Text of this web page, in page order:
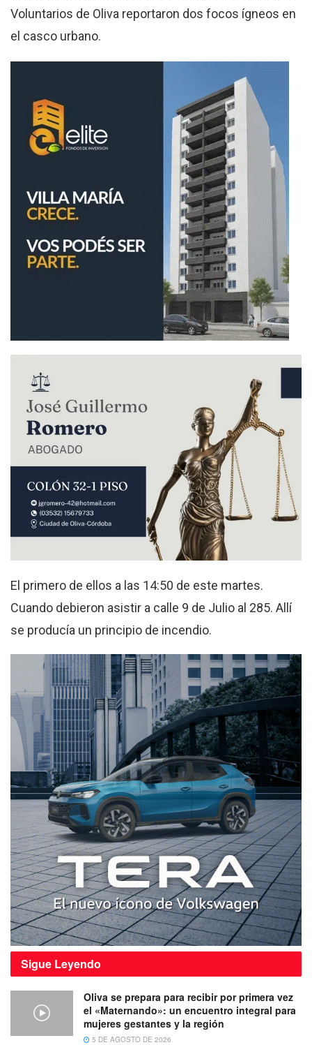
Voluntarios de Oliva reportaron dos focos ígneos en
el casco urbano.
El primero de ellos a las 14:50 de este martes.
Cuando debieron asistir a calle 9 de Julio al 285. Allí
se producía un principio de incendio.
Sigue Leyendo
Oliva se prepara para recibir por primera vez
el «Maternando»: un encuentro integral para
mujeres gestantes y la región
5 DE AGOSTO DE 2026